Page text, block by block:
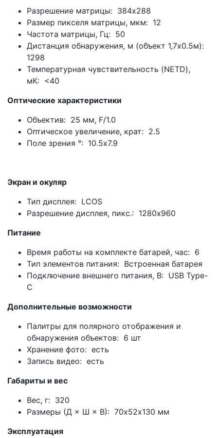
Разрешение матрицы: 384x288
Размер пикселя матрицы, мкм: 12
Частота матрицы, Гц: 50
Дистанция обнаружения, м (объект 1,7x0.5м):
1298
Температурная чувствительность (NETD),
мК: <40
Оптические характеристики
Объектив: 25 мм, F/1.0
Оптическое увеличение, крат: 2.5
Поле зрения °: 10.5x7.9
Экран и окуляр
Тип дисплея: LCOS
Разрешение дисплея, пикс.: 1280x960
Питание
Время работы на комплекте батарей, час: 6
Тип элементов питания: Встроенная батарея
Подключение внешнего питания, В: USB Type-
C
Дополнительные возможности
Палитры для полярного отображения и
обнаружения объектов: 6 шт
Хранение фото: есть
Запись видео: есть
Габариты и вес
Вес, г: 320
Размеры (Д × Ш × В): 70х52х130 мм
Эксплуатация